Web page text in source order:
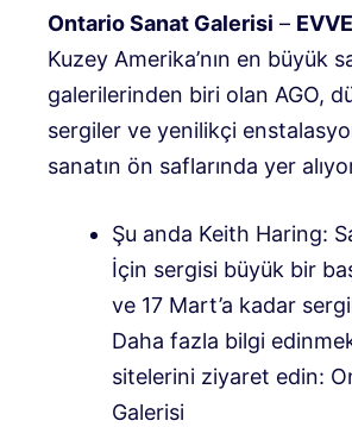
Ontario Sanat Galerisi –
Kuzey Amerika’nın en büyük
galerilerinden biri olan AGO,
sergiler ve yenilikçi
sanatın ön saflarında yer
Şu anda Keith Haring:
İçin sergisi büyük bir
ve 17 Mart’a kadar
Daha fazla bilgi
sitelerini ziyaret edin:
Galerisi